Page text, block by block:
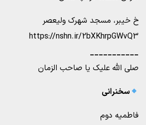
خ خیبر، مسجد شهرک ولیعصر
https://nshn.ir/2bXKhrpGWvQ3
___________
صلی الله علیک یا صاحب الزمان
سخنرانی
فاطمیه دوم